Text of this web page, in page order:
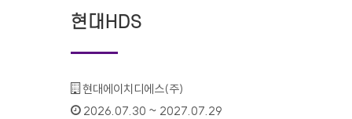
현대HDS
기관명 :
현대에이치디에스(주)
인증기간 :
2026.07.30 ~ 2027.07.29